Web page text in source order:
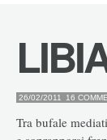
26/02/2011 16
Tra bufale